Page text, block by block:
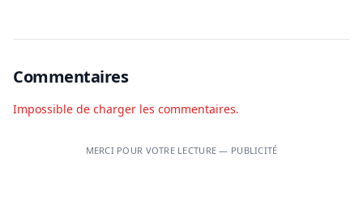
Commentaires
Impossible de charger les commentaires.
MERCI POUR VOTRE LECTURE — PUBLICITÉ